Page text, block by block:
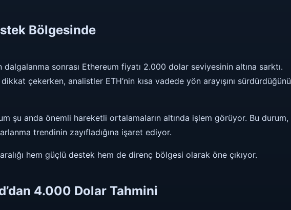
Bölgesinde
sonrası Ethereum fiyatı 2.000 dolar seviyesinin altına sarktı.
çekerken, analistler ETH’nin kısa vadede yön arayışını sürdürdüğünü
şu anda önemli hareketli ortalamaların altında işlem görüyor. Bu durum,
trendinin zayıfladığına işaret ediyor.
hem güçlü destek hem de direnç bölgesi olarak öne çıkıyor.
4.000 Dolar Tahmini